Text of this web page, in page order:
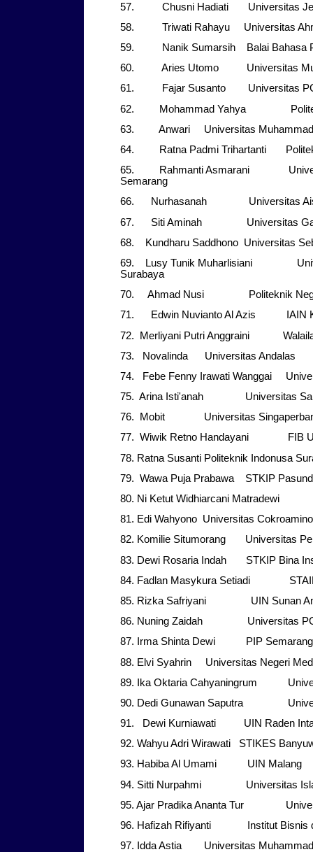
57. Chusni Hadiati Universitas
58. Triwati Rahayu Universitas
59. Nanik Sumarsih Balai Bahasa
60. Aries Utomo Universitas
61. Fajar Susanto Universitas
62. Mohammad Yahya
63. Anwari Universitas
64. Ratna Padmi Trihartanti
65. Rahmanti Asmarani
Semarang
66. Nurhasanah Universitas
67. Siti Aminah Universitas
68. Kundharu Saddhono Universitas
69. Lusy Tunik Muharlisiani
Surabaya
70. Ahmad Nusi Politeknik
71. Edwin Nuvianto Al Azis IAIN
72. Merliyani Putri Anggraini
73. Novalinda Universitas Andalas
74. Febe Fenny Irawati Wanggai
75. Arina Isti'anah Universitas
76. Mobit Universitas
77. Wiwik Retno Handayani FIB
78. Ratna Susanti Politeknik Indonusa
79. Wawa Puja Prabawa STKIP
80. Ni Ketut Widhiarcani Matradewi
81. Edi Wahyono Universitas
82. Komilie Situmorang Universitas
83. Dewi Rosaria Indah STKIP Bina
84. Fadlan Masykura Setiadi STAIN
85. Rizka Safriyani UIN Sunan
86. Nuning Zaidah Universitas
87. Irma Shinta Dewi PIP Semarang
88. Elvi Syahrin Universitas Negeri
89. Ika Oktaria Cahyaningrum
90. Dedi Gunawan Saputra
91. Dewi Kurniawati UIN Raden
92. Wahyu Adri Wirawati STIKES
93. Habiba Al Umami UIN Malang
94. Sitti Nurpahmi Universitas Islam
95. Ajar Pradika Ananta Tur
96. Hafizah Rifiyanti Institut Bisnis
97. Idda Astia Universitas